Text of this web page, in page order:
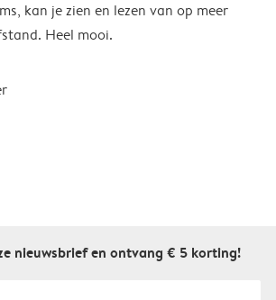
kan je zien en lezen van op meer
Heel mooi.
pagination
nieuwsbrief en ontvang € 5 korting!